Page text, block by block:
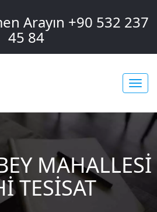
Arayın +90 532 237
45 84
MAHALLESI
TESISAT